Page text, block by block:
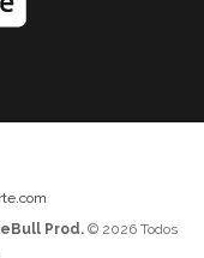
Prod.© 2026 Todos